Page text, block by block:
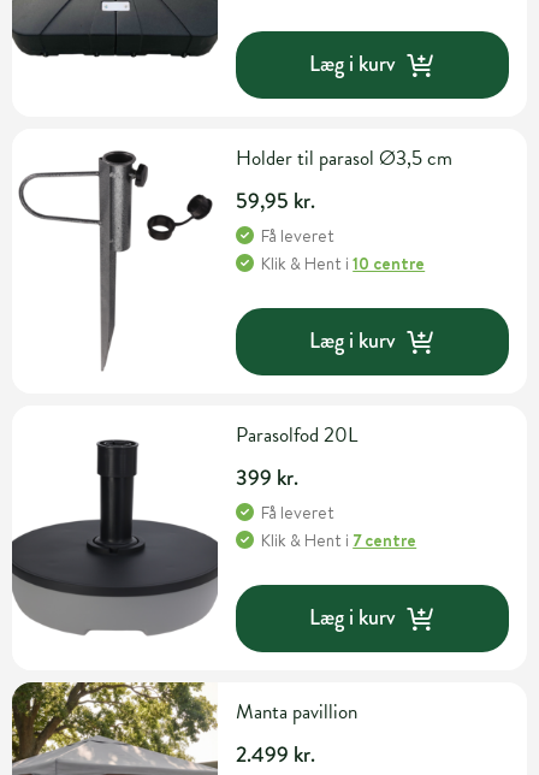
Læg i kurv
Holder til parasol Ø3,5 cm
59,95 kr.
Få leveret
Klik & Hent i10 centre
Læg i kurv
Parasolfod 20L
399 kr.
Få leveret
Klik & Hent i 7 centre
Læg i kurv
Manta pavillion
2.499 kr.